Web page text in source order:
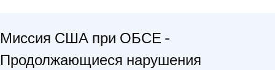
Миссия США при ОБСЕ -
Продолжающиеся нарушения